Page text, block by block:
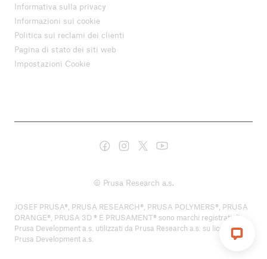
Informativa sulla privacy
Informazioni sui cookie
Politica sui reclami dei clienti
Pagina di stato dei siti web
Impostazioni Cookie
© Prusa Research a.s.
JOSEF PRUSA®, PRUSA RESEARCH®, PRUSA POLYMERS®, PRUSA
ORANGE®, PRUSA 3D ® E PRUSAMENT® sono marchi registrati di
Prusa Development a.s. utilizzati da Prusa Research a.s. su licenza di
Prusa Development a.s.